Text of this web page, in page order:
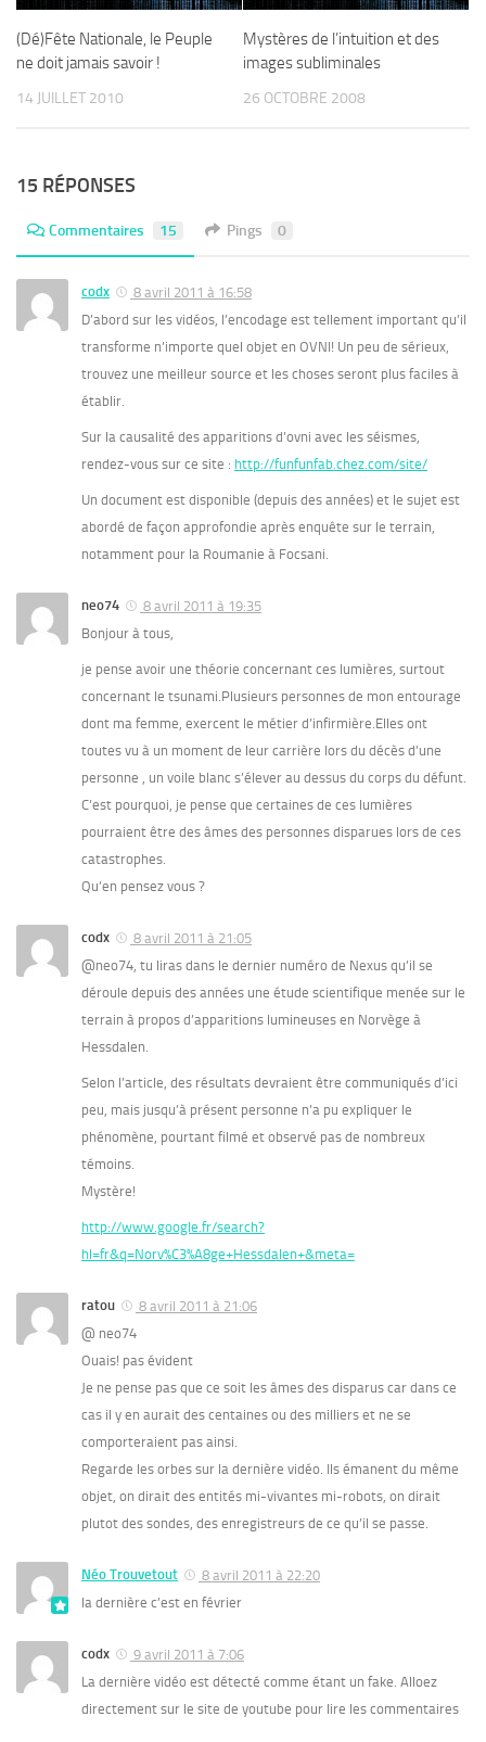
(Dé)Fête Nationale, le Peuple
ne doit jamais savoir !
14 JUILLET 2010
Mystères de l’intuition et des
images subliminales
26 OCTOBRE 2008
15 RÉPONSES
Commentaires 15 Pings 0
codx
8 avril 2011 à 16:58
D’abord sur les vidéos, l’encodage est tellement important qu’il
transforme n’importe quel objet en OVNI! Un peu de sérieux,
trouvez une meilleur source et les choses seront plus faciles à
établir.
Sur la causalité des apparitions d’ovni avec les séismes,
rendez-vous sur ce site : http://funfunfab.chez.com/site/
Un document est disponible (depuis des années) et le sujet est
abordé de façon approfondie après enquête sur le terrain,
notamment pour la Roumanie à Focsani.
neo74
8 avril 2011 à 19:35
Bonjour à tous,
je pense avoir une théorie concernant ces lumières, surtout
concernant le tsunami.Plusieurs personnes de mon entourage
dont ma femme, exercent le métier d’infirmière.Elles ont
toutes vu à un moment de leur carrière lors du décès d’une
personne , un voile blanc s’élever au dessus du corps du défunt.
C’est pourquoi, je pense que certaines de ces lumières
pourraient être des âmes des personnes disparues lors de ces
catastrophes.
Qu’en pensez vous ?
codx
8 avril 2011 à 21:05
@neo74, tu liras dans le dernier numéro de Nexus qu’il se
déroule depuis des années une étude scientifique menée sur le
terrain à propos d’apparitions lumineuses en Norvège à
Hessdalen.
Selon l’article, des résultats devraient être communiqués d’ici
peu, mais jusqu’à présent personne n’a pu expliquer le
phénomène, pourtant filmé et observé pas de nombreux
témoins.
Mystère!
http://www.google.fr/search?
hl=fr&q=Norv%C3%A8ge+Hessdalen+&meta=
ratou
8 avril 2011 à 21:06
@ neo74
Ouais! pas évident
Je ne pense pas que ce soit les âmes des disparus car dans ce
cas il y en aurait des centaines ou des milliers et ne se
comporteraient pas ainsi.
Regarde les orbes sur la dernière vidéo. Ils émanent du même
objet, on dirait des entités mi-vivantes mi-robots, on dirait
plutot des sondes, des enregistreurs de ce qu’il se passe.
Néo Trouvetout
8 avril 2011 à 22:20
la dernière c’est en février
codx
9 avril 2011 à 7:06
La dernière vidéo est détecté comme étant un fake. Alloez
directement sur le site de youtube pour lire les commentaires